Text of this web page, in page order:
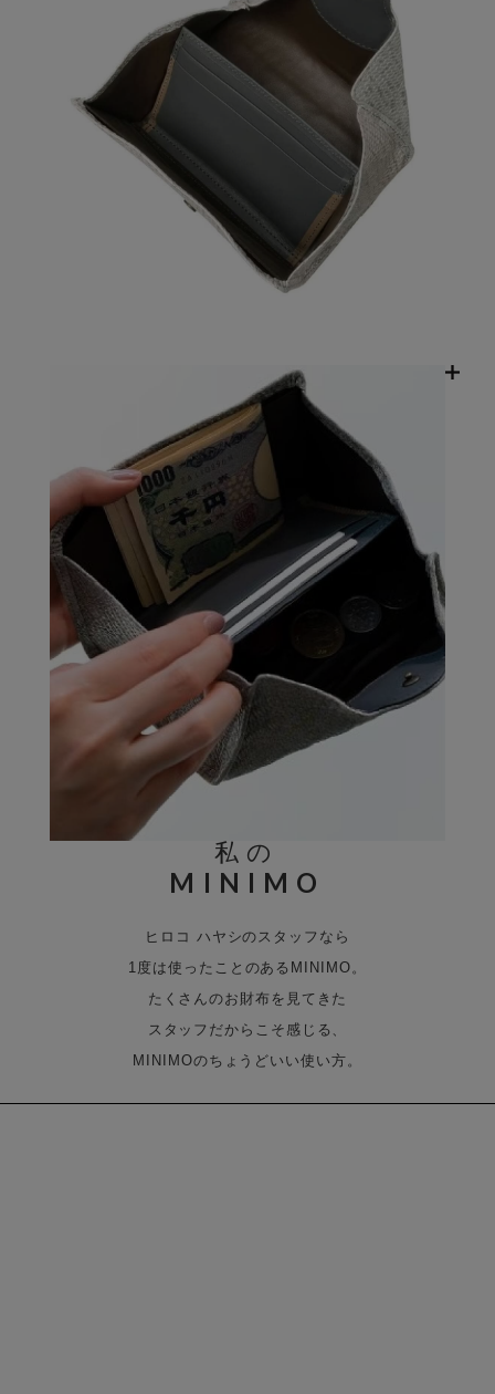
私の
MINIMO
ヒロコ ハヤシのスタッフなら
1度は使ったことのあるMINIMO。
たくさんのお財布を見てきた
スタッフだからこそ感じる、
MINIMOのちょうどいい使い方。